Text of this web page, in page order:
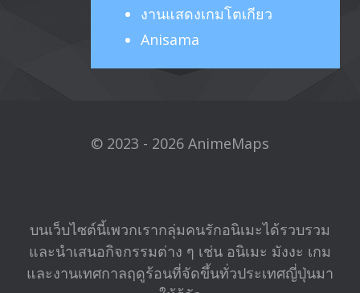
งานแสดงเกมโตเกียว
Anisama
© 2023 - 2026 AnimeMaps
บนเว็บไซต์นี้เพวกเรากลุ่มคนรักอนิเมะได้รวบรวม
และนำเสนอกิจกรรมต่าง ๆ เช่น อนิเมะ มังงะ เกม
และงานเทศกาลฤดูร้อนที่จัดขึ้นทั่วประเทศญี่ปุ่นมา